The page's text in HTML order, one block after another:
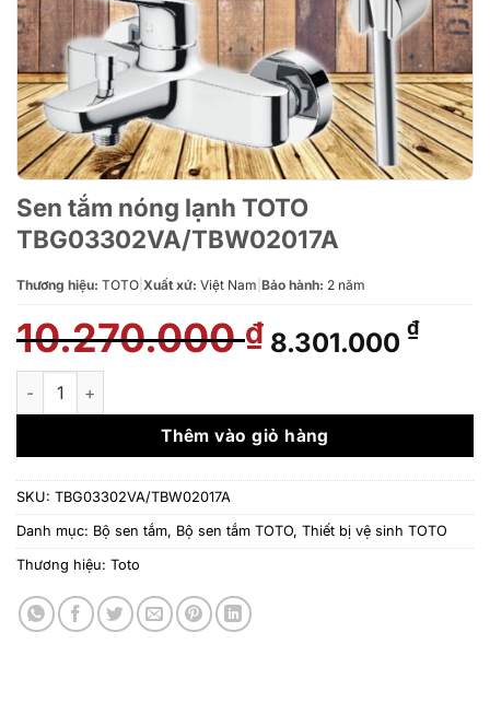
Sen tắm nóng lạnh TOTO
TBG03302VA/TBW02017A
Thương hiệu: TOTO Xuất xứ: Việt Nam Bảo hành: 2 năm
10.270.000₫ Giá
gốc
10.270.000 ₫.
8.301.000 ₫Giá
là:
Sen tắm nóng lạnh TOTO TBG03302VA/TBW02017A số lượng
Thêm vào giỏ hàng
SKU: TBG03302VA/TBW02017A
Danh mục: Bộ sen tắm, Bộ sen tắm TOTO, Thiết bị vệ sinh TOTO
Thương hiệu: Toto